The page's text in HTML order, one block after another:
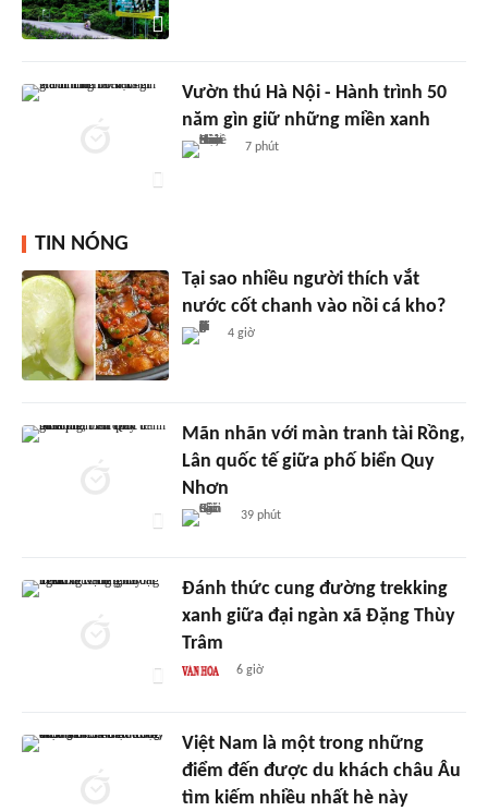
Vườn thú Hà Nội - Hành trình 50
năm gìn giữ những miền xanh
7 phút
TIN NÓNG
Tại sao nhiều người thích vắt
nước cốt chanh vào nồi cá kho?
4 giờ
Mãn nhãn với màn tranh tài Rồng,
Lân quốc tế giữa phố biển Quy
Nhơn
39 phút
Đánh thức cung đường trekking
xanh giữa đại ngàn xã Đặng Thùy
Trâm
6 giờ
Việt Nam là một trong những
điểm đến được du khách châu Âu
tìm kiếm nhiều nhất hè này